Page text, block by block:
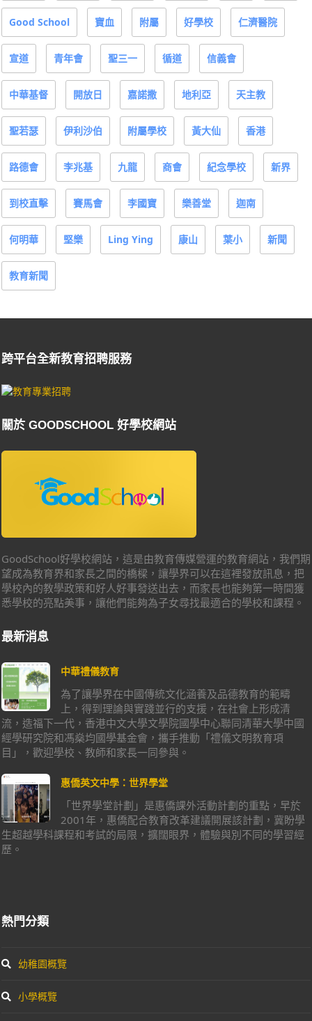
Good School 寶血 附屬 好學校 仁濟醫院
宣道 青年會 聖三一 循道 信義會
中華基督 開放日 嘉諾撒 地利亞 天主教
聖若瑟 伊利沙伯 附屬學校 黃大仙 香港
路德會 李兆基 九龍 商會 紀念學校 新界
到校直擊 賽馬會 李國寶 樂善堂 迦南
何明華 堅樂 Ling Ying 康山 葉小 新聞
教育新聞
跨平台全新教育招聘服務
關於 GOODSCHOOL 好學校網站
GoodSchool好學校網站，這是由教育傳媒營運的教育網站，我們期
望成為教育界和家長之間的橋樑，讓學界可以在這裡發放訊息，把
學校內的教學政策和好人好事發送出去，而家長也能夠第一時間獲
悉學校的亮點美事，讓他們能夠為子女尋找最適合的學校和課程。
最新消息
中華禮儀教育
為了讓學界在中國傳統文化涵養及品德教育的範疇
上，得到理論與實踐並行的支援，在社會上形成清
流，造福下一代，香港中文大學文學院國學中心聯同清華大學中國
經學研究院和馮燊均國學基金會，攜手推動「禮儀文明教育項
目」，歡迎學校、教師和家長一同參與。
惠僑英文中學：世界學堂
「世界學堂計劃」是惠僑課外活動計劃的重點，早於
2001年，惠僑配合教育改革建議開展該計劃，冀盼學
生超越學科課程和考試的局限，擴闊眼界，體驗與別不同的學習經
歷。
熱門分類
幼稚園概覽
小學概覽